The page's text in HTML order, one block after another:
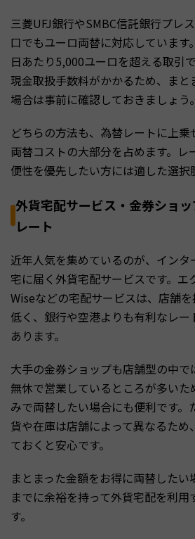
三菱UFJ銀行やSMBC信託銀行プレ
口でもユーロ両替に対応しています
日あたり5,000ユーロを超える取引
現金取扱手数料がかかるため、まと
場合は事前に確認しておきましょう。
どちらの方法も、為替レートに上
両替コストの大部分を占めます。レ
便性を優先したい方には適した選択
外貨宅配サービス・金券ショ
レート
近年人気を集めているのが、インタ
宅に届く外貨宅配サービスです。エ
Wiseなどの宅配サービスは、店舗
低く、銀行や空港よりも有利なレ
あります。
大手の金券ショップも店舗型の中
無休で営業しているところが多い
みで両替したい場合にも便利です。
貨や在庫は店舗によって異なるため
ておくと安心です。
まとまった金額をお得に両替した
までに余裕を持って外貨宅配を利
す。